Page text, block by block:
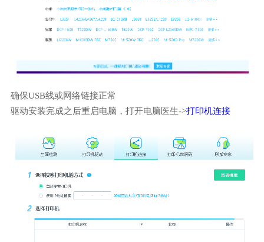
确保USB线或网络链接正常
驱动安装完成之后重启电脑，打开电脑医生->打印机连接